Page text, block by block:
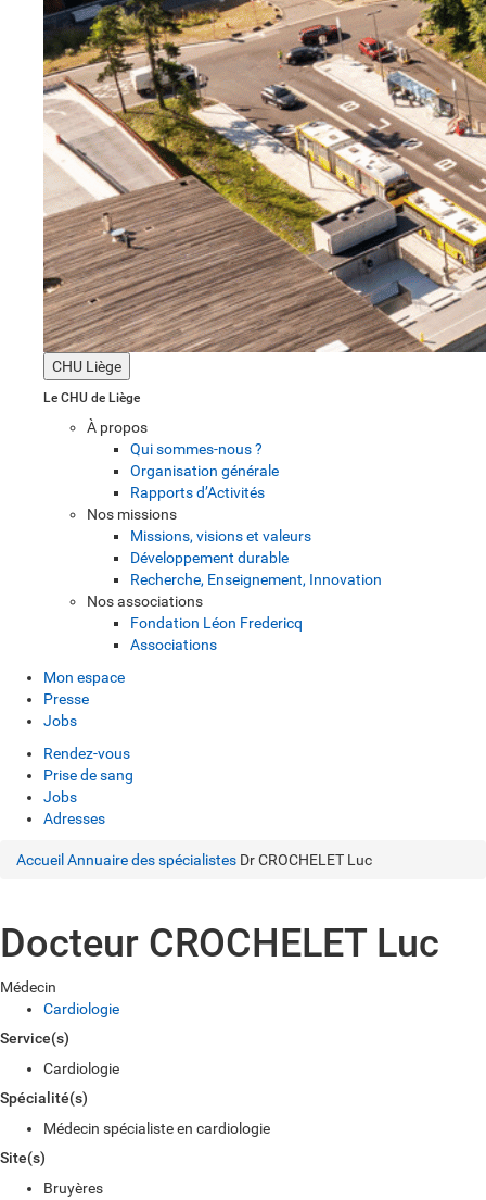
CHU Liège
Le CHU de Liège
À propos
Qui sommes-nous ?
Organisation générale
Rapports d’Activités
Nos missions
Missions, visions et valeurs
Développement durable
Recherche, Enseignement, Innovation
Nos associations
Fondation Léon Fredericq
Associations
Mon espace
Presse
Jobs
Rendez-vous
Prise de sang
Jobs
Adresses
Accueil Annuaire des spécialistes Dr CROCHELET Luc
Docteur CROCHELET Luc
Médecin
Cardiologie
Service(s)
Cardiologie
Spécialité(s)
Médecin spécialiste en cardiologie
Site(s)
Bruyères